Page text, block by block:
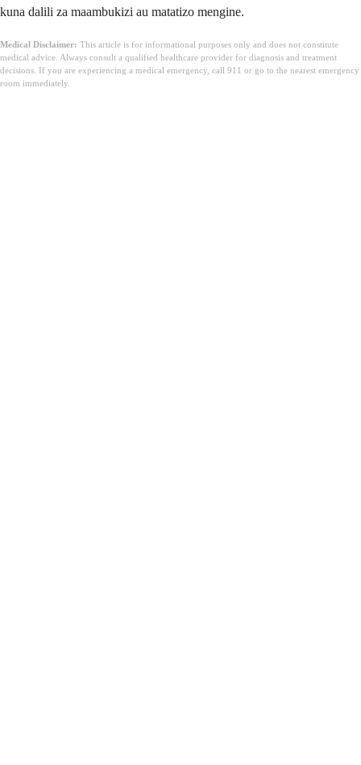
kuna dalili za maambukizi au matatizo mengine.
Medical Disclaimer: This article is for informational purposes only and does not constitute
medical advice. Always consult a qualified healthcare provider for diagnosis and treatment
decisions. If you are experiencing a medical emergency, call 911 or go to the nearest emergency
room immediately.